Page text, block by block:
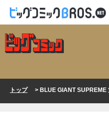
トップ> BLUE GIANT SUPREME